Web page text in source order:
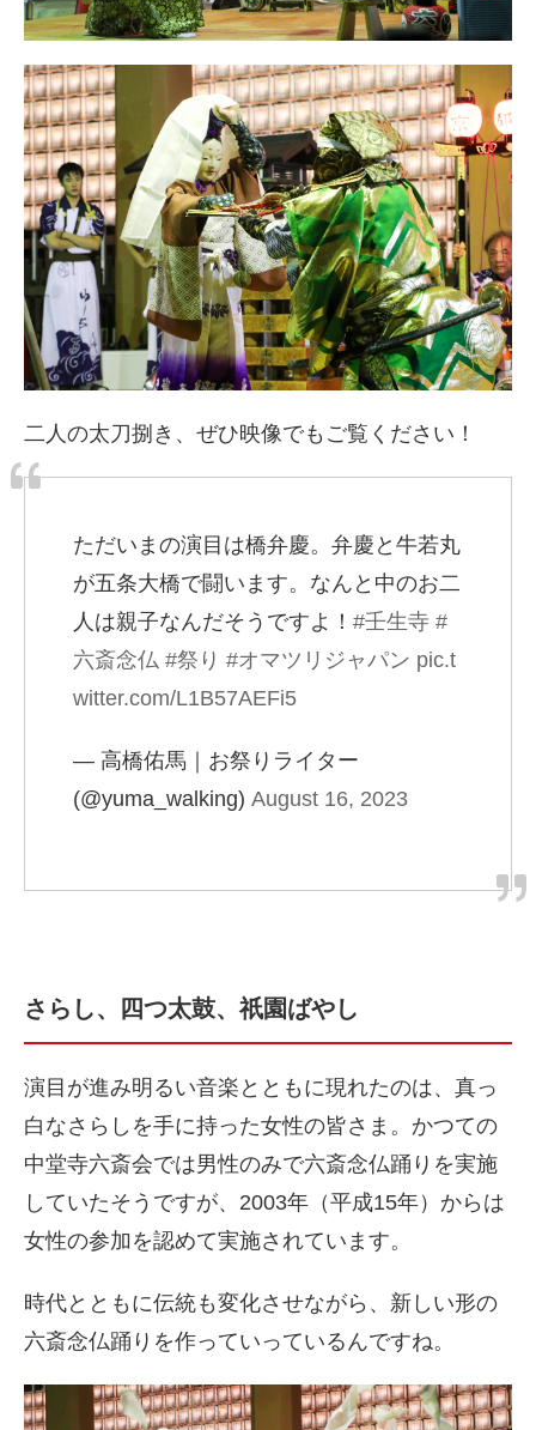
二人の太刀捌き、ぜひ映像でもご覧ください！
ただいまの演目は橋弁慶。弁慶と牛若丸
が五条大橋で闘います。なんと中のお二
人は親子なんだそうですよ！ #壬生寺 #
六斎念仏 #祭り #オマツリジャパン pic.t
witter.com/L1B57AEFi5
— 高橋佑馬｜お祭りライター
(@yuma_walking) August 16, 2023
さらし、四つ太鼓、祇園ばやし
演目が進み明るい音楽とともに現れたのは、真っ
白なさらしを手に持った女性の皆さま。かつての
中堂寺六斎会では男性のみで六斎念仏踊りを実施
していたそうですが、2003年（平成15年）からは
女性の参加を認めて実施されています。
時代とともに伝統も変化させながら、新しい形の
六斎念仏踊りを作っていっているんですね。